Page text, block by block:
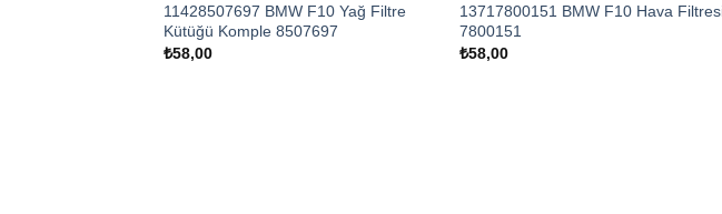
11428507697 BMW F10 Yağ Filtre
Kütüğü Komple 8507697
₺58,00
13717800151 BMW F10 Hava
7800151
₺58,00